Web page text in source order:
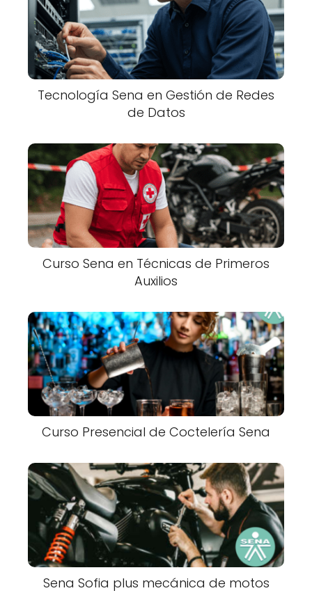
Tecnología Sena en Gestión de Redes
de Datos
Curso Sena en Técnicas de Primeros
Auxilios
Curso Presencial de Coctelería Sena
Sena Sofia plus mecánica de motos